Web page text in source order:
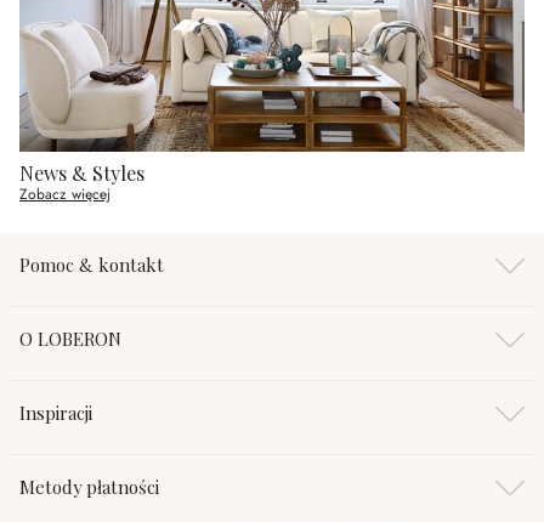
News & Styles
Zobacz więcej
Pomoc & kontakt
O LOBERON
Inspiracji
Metody płatności